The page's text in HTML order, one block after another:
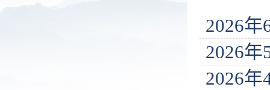
2026
2026
2026